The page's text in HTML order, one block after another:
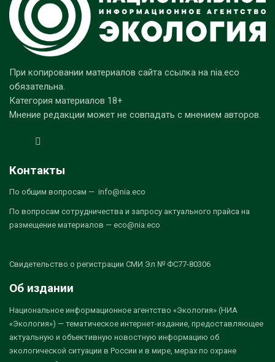
При копировании материалов сайта ссылка на nia.eco
обязательна.
Категория материалов 18+
Мнение редакции может не совпадать с мнением авторов.
Контакты
По общим вопросам — info@nia.eco
По вопросам сотрудничества и запросу актуального прайса на
размещение материалов — eco@nia.eco
Свидетельство о регистрации СМИ Эл № ФС77-80306
Об издании
Национальное информационное агентство «Экология» (НИА
«Экология») — тематическое интернет-издание, предоставляющее
актуальную и объективную новостную информацию об
экологической ситуации в России и в мире, мерах по охране